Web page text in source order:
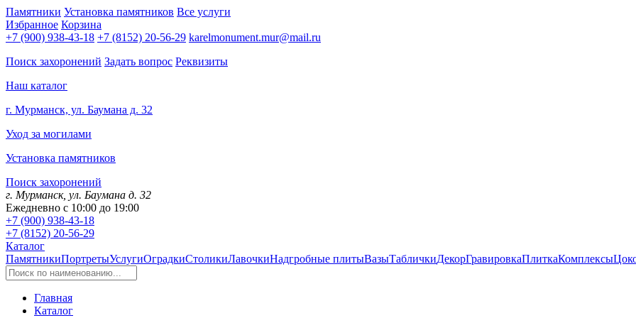
Памятники Установка памятников Все услуги
Избранное Корзина
+7 (900) 938-43-18 +7 (8152) 20-56-29 karelmonument.mur@mail.ru
Поиск захоронений Задать вопрос Реквизиты
Наш каталог
г. Мурманск, ул. Баумана д. 32
Уход за могилами
Установка памятников
Поиск захоронений
г. Мурманск, ул. Баумана д. 32
Ежедневно с 10:00 до 19:00
+7 (900) 938-43-18
+7 (8152) 20-56-29
Каталог
ПамятникиПортретыУслугиОградкиСтоликиЛавочкиНадгробные плитыВазыТабличкиДекорГравировкаПлиткаКомплексы
Главная
Каталог